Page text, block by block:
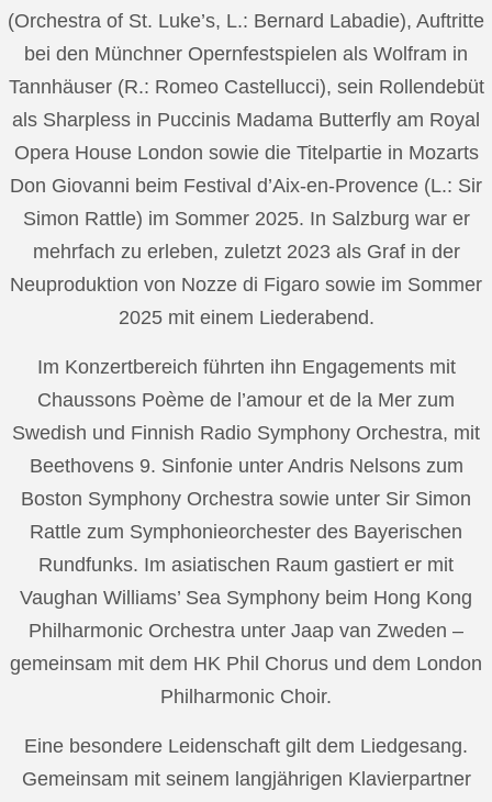
(Orchestra of St. Luke’s, L.: Bernard Labadie), Auftritte
bei den Münchner Opernfestspielen als Wolfram in
Tannhäuser (R.: Romeo Castellucci), sein Rollendebüt
als Sharpless in Puccinis Madama Butterfly am Royal
Opera House London sowie die Titelpartie in Mozarts
Don Giovanni beim Festival d’Aix-en-Provence (L.: Sir
Simon Rattle) im Sommer 2025. In Salzburg war er
mehrfach zu erleben, zuletzt 2023 als Graf in der
Neuproduktion von Nozze di Figaro sowie im Sommer
2025 mit einem Liederabend.
Im Konzertbereich führten ihn Engagements mit
Chaussons Poème de l’amour et de la Mer zum
Swedish und Finnish Radio Symphony Orchestra, mit
Beethovens 9. Sinfonie unter Andris Nelsons zum
Boston Symphony Orchestra sowie unter Sir Simon
Rattle zum Symphonieorchester des Bayerischen
Rundfunks. Im asiatischen Raum gastiert er mit
Vaughan Williams’ Sea Symphony beim Hong Kong
Philharmonic Orchestra unter Jaap van Zweden –
gemeinsam mit dem HK Phil Chorus und dem London
Philharmonic Choir.
Eine besondere Leidenschaft gilt dem Liedgesang.
Gemeinsam mit seinem langjährigen Klavierpartner